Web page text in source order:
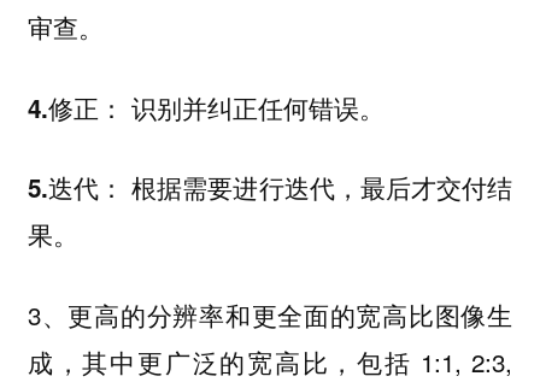
审查。
4.修正： 识别并纠正任何错误。
5.迭代： 根据需要进行迭代，最后才交付结
果。
3、 更高的分辨率和更全面的宽高比图像生
成 ，其中更广泛的宽高比，包括 1:1, 2:3,